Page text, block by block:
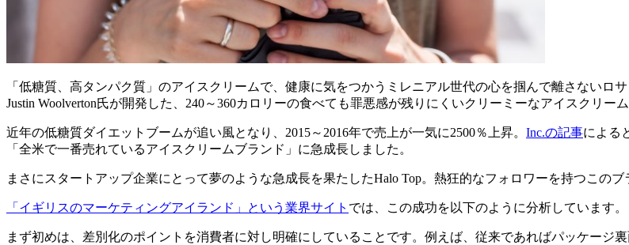
「低糖質、高タンパク質」のアイスクリームで、健康に気をつかうミレニアル世代の心を掴んで離さないロ
Justin Woolverton氏が開発した、240～360カロリーの食べても罪悪感が残りにくいクリーミーなアイスクリーム
近年の低糖質ダイエットブームが追い風となり、2015～2016年で売上が一気に2500％上昇。 Inc.の記事による
「全米で一番売れているアイスクリームブランド」に急成長しました。
まさにスタートアップ企業にとって夢のような急成長を果たしたHalo Top。熱狂的なフォロワーを持つこの
「イギリスのマーケティングアイランド」という業界サイト では、この成功を以下のように分析しています。
まず初めは、差別化のポイントを消費者に対し明確にしていることです。例えば、従来であればパッケージ